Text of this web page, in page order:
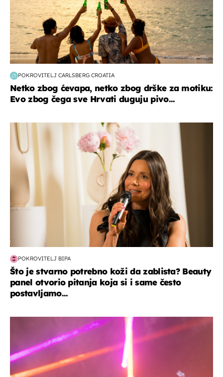
POKROVITELJ CARLSBERG CROATIA
Netko zbog ćevapa, netko zbog drške za motiku:
Evo zbog čega sve Hrvati duguju pivo...
moda & ljepota
POKROVITELJ BIPA
Što je stvarno potrebno koži da zablista? Beauty
panel otvorio pitanja koja si i same često
postavljamo...